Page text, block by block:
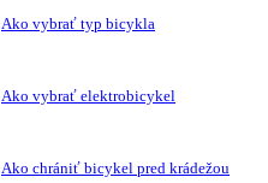
Ako vybrať typ bicykla
Ako vybrať elektrobicykel
Ako chrániť bicykel pred krádežou